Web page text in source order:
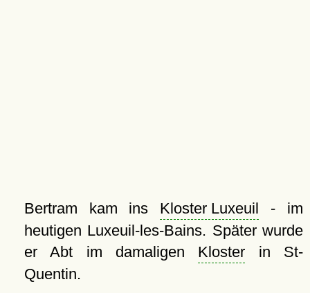
Bertram kam ins Kloster Luxeuil - im
heutigen Luxeuil-les-Bains. Später wurde
er Abt im damaligen Kloster in St-
Quentin.